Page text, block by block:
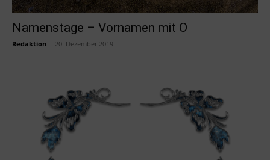
Namenstage – Vornamen mit O
Redaktion 20. Dezember 2019